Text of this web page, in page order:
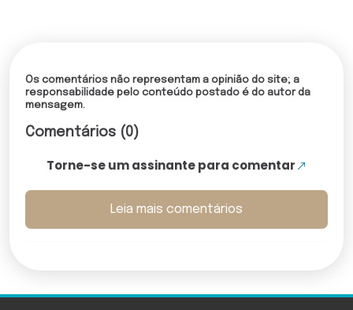
Os comentários não representam a opinião do site; a
responsabilidade pelo conteúdo postado é do autor da
mensagem.
Comentários (0)
Torne-se um assinante para comentar
Leia mais comentários